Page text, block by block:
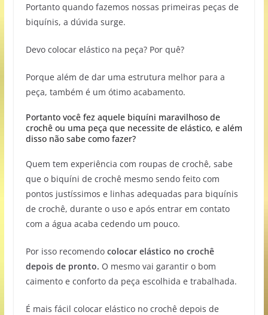
Portanto quando fazemos nossas primeiras peças de
biquínis, a dúvida surge.
Devo colocar elástico na peça? Por quê?
Porque além de dar uma estrutura melhor para a
peça, também é um ótimo acabamento.
Portanto você fez aquele biquíni maravilhoso de
crochê ou uma peça que necessite de elástico, e além
disso não sabe como fazer?
Quem tem experiência com roupas de crochê, sabe
que o biquíni de crochê mesmo sendo feito com
pontos justíssimos e linhas adequadas para biquínis
de crochê, durante o uso e após entrar em contato
com a água acaba cedendo um pouco.
Por isso recomendo colocar elástico no crochê
depois de pronto. O mesmo vai garantir o bom
caimento e conforto da peça escolhida e trabalhada.
É mais fácil colocar elástico no crochê depois de